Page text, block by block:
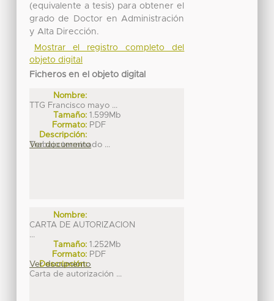
(equivalente a tesis) para obtener el
grado de Doctor en Administración
y Alta Dirección.
Mostrar el registro completo del
objeto digital
Ficheros en el objeto digital
Nombre:
TTG Francisco mayo ...
Tamaño: 1.599Mb
Formato: PDF
Descripción:
Trabajo terminado ...
Ver documento
Nombre:
CARTA DE AUTORIZACION
...
Tamaño: 1.252Mb
Formato: PDF
Descripción:
Carta de autorización ...
Ver documento